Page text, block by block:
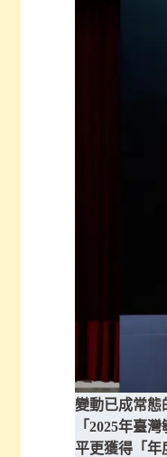
變動已成常態
「2025年臺
平更獲得「年